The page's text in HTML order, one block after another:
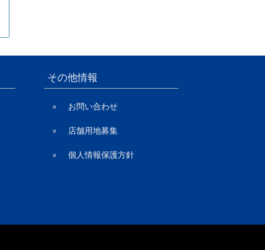
その他情報
お問い合わせ
店舗用地募集
個人情報保護方針